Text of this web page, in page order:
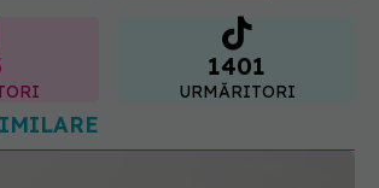
1401
URMĂRITORI